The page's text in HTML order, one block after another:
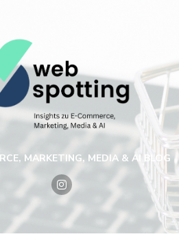
MARKETING, MEDIA & AI BLOG